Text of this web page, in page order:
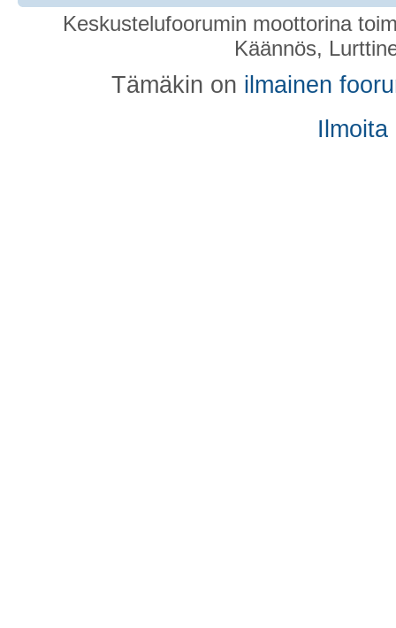
Keskustelufoorumin moottorina
Käännös,
Tämäkin on ilmainen